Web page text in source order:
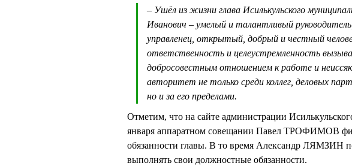
– Ушёл из жизни глава Исилькульского
Иванович – умелый и талантливый
управленец, открытый, добрый и честный
ответственность и целеустремленность
добросовестным отношением к работе и
авторитет не только среди коллег, деловых
но и за его пределами.
Отметим, что на сайте администрации
января аппаратном совещании Павел ТРОФИМОВ
обязанности главы. В то время Александр ЛЯМЗИН
выполнять свои должностные обязанности.